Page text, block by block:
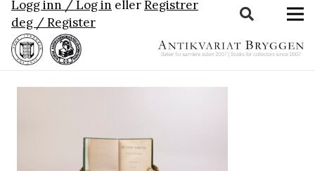
Logg inn / Log in ellerRegistrer
deg / Register